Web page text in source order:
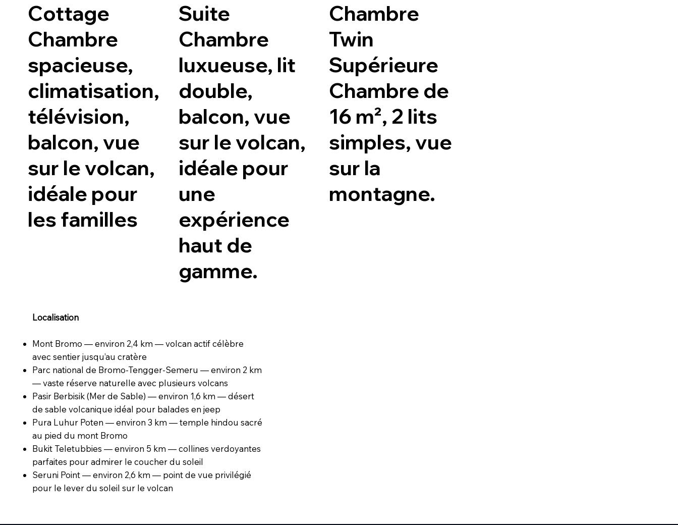
Cottage
Chambre
spacieuse,
climatisation,
télévision,
balcon, vue
sur le volcan,
idéale pour
les familles
Suite
Chambre
luxueuse, lit
double,
balcon, vue
sur le volcan,
idéale pour
une
expérience
haut de
gamme.
Chambre
Twin
Supérieure
Chambre de
16 m², 2 lits
simples, vue
sur la
montagne.
Localisation
Mont Bromo — environ 2,4 km — volcan actif célèbre
avec sentier jusqu’au cratère
Parc national de Bromo-Tengger-Semeru — environ 2 km
— vaste réserve naturelle avec plusieurs volcans
Pasir Berbisik (Mer de Sable) — environ 1,6 km — désert
de sable volcanique idéal pour balades en jeep
Pura Luhur Poten — environ 3 km — temple hindou sacré
au pied du mont Bromo
Bukit Teletubbies — environ 5 km — collines verdoyantes
parfaites pour admirer le coucher du soleil
Seruni Point — environ 2,6 km — point de vue privilégié
pour le lever du soleil sur le volcan